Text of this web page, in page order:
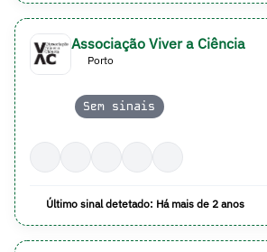
Associação Viver a Ciência
Porto
Sem sinais
Último sinal detetado: Há mais de 2 anos